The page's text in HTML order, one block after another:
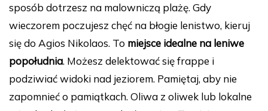
sposób dotrzesz na malowniczą plażę. Gdy
wieczorem poczujesz chęć na błogie lenistwo, kieruj
się do Agios Nikolaos. To miejsce idealne na leniwe
popołudnia. Możesz delektować się frappe i
podziwiać widoki nad jeziorem. Pamiętaj, aby nie
zapomnieć o pamiątkach. Oliwa z oliwek lub lokalne